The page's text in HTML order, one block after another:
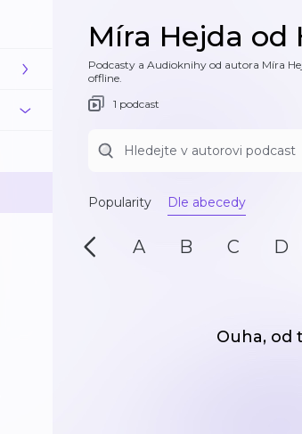
Míra Hejda od
Podcasty a Audioknihy od autora Míra
offline.
1 podcast
Popularity Dle abecedy
A B C D
Ouha, od